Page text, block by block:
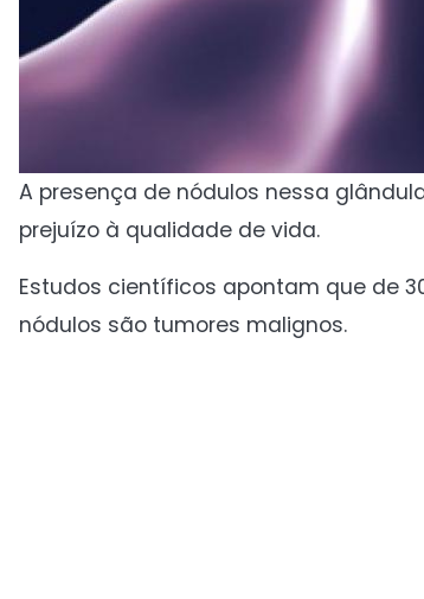
A presença de nódulos nessa
prejuízo à qualidade de vida.
Estudos científicos apontam que de
nódulos são tumores malignos.